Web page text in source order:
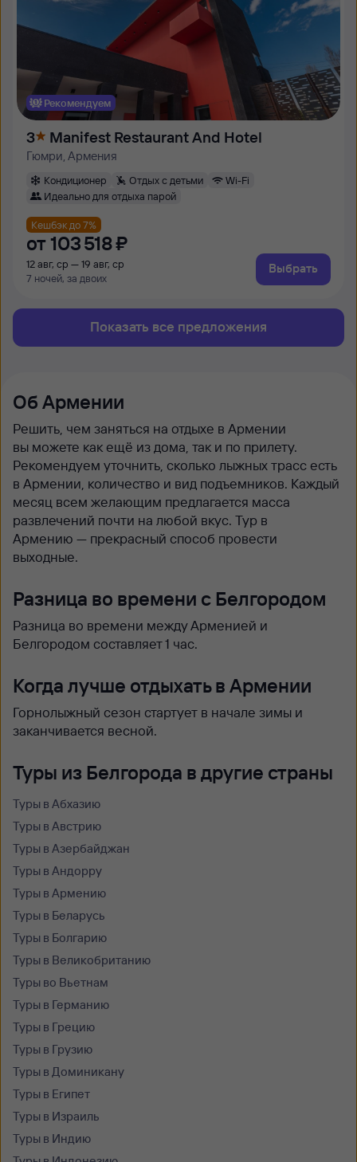
Рекомендуем
3 Manifest Restaurant And Hotel
Гюмри, Армения
Кондиционер Отдых с детьми
Wi-Fi
Идеально для отдыха парой
Кешбэк до 7%
от 103 ⁠518 ⁠₽
12 авг, ср — 19 авг, ср
7 ночей, за двоих
Выбрать
Показать все предложения
Об Армении
Решить, чем заняться на отдыхе в Армении
вы можете как ещё из дома, так и по прилету.
Рекомендуем уточнить, сколько лыжных трасс есть
в Армении, количество и вид подъемников. Каждый
месяц всем желающим предлагается масса
развлечений почти на любой вкус. Тур в
Армению — прекрасный способ провести
выходные.
Разница во времени с Белгородом
Разница во времени между Арменией и
Белгородом составляет 1 час.
Когда лучше отдыхать в Армении
Горнолыжный сезон стартует в начале зимы и
заканчивается весной.
Туры из Белгорода в другие страны
Туры в Абхазию
Туры в Австрию
Туры в Азербайджан
Туры в Андорру
Туры в Армению
Туры в Беларусь
Туры в Болгарию
Туры в Великобританию
Туры во Вьетнам
Туры в Германию
Туры в Грецию
Туры в Грузию
Туры в Доминикану
Туры в Египет
Туры в Израиль
Туры в Индию